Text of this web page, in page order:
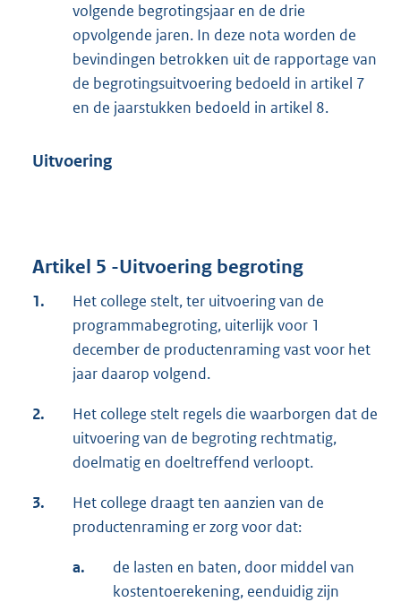
volgende begrotingsjaar en de drie
opvolgende jaren. In deze nota worden de
bevindingen betrokken uit de rapportage van
de begrotingsuitvoering bedoeld in artikel 7
en de jaarstukken bedoeld in artikel 8.
Uitvoering
Artikel 5 -Uitvoering begroting
1.
Het college stelt, ter uitvoering van de
programmabegroting, uiterlijk voor 1
december de productenraming vast voor het
jaar daarop volgend.
2.
Het college stelt regels die waarborgen dat de
uitvoering van de begroting rechtmatig,
doelmatig en doeltreffend verloopt.
3.
Het college draagt ten aanzien van de
productenraming er zorg voor dat:
a.
de lasten en baten, door middel van
kostentoerekening, eenduidig zijn